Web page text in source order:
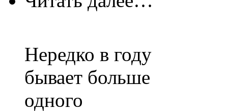
Нередко в году
бывает больше
одного